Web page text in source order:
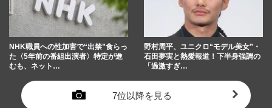
NHK職員への性加害で“出禁”食らっ
た〈5年前の番組出演者〉特定が進
むも、ネット…
野村周平、ユニクロ“モデル美女”・
石田夢実と熱愛報道！下半身強調の
「過激すぎ…
7位以降を見る